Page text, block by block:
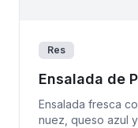
Res
Ensalada de
Ensalada fresca
nuez, queso azul